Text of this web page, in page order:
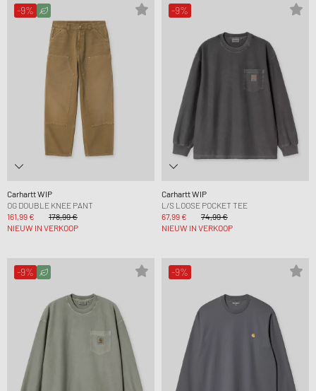
-9%
Carhartt WIP
OG DOUBLE KNEE PANT
161,99 €
178,99 €
NIEUW IN VERKOOP
-9%
Carhartt WIP
L/S LOOSE POCKET TEE
67,99 €
74,99 €
NIEUW IN VERKOOP
-9% -9%